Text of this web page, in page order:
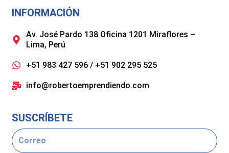
INFORMACIÓN
Av. José Pardo 138 Oficina 1201 Miraflores –
Lima, Perú
+51 983 427 596 / +51 902 295 525
info@robertoemprendiendo.com
SUSCRÍBETE
Email